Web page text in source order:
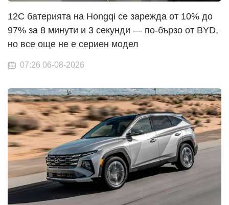
12C батерията на Hongqi се зарежда от 10% до
97% за 8 минути и 3 секунди — по-бързо от BYD,
но все още не е сериен модел
07:26 06-08-2026